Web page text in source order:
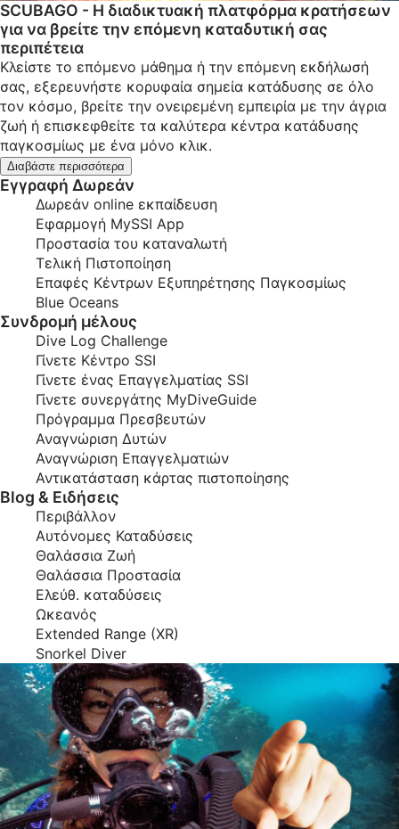
SCUBAGO - Η διαδικτυακή πλατφόρμα κρατήσεων
για να βρείτε την επόμενη καταδυτική σας
περιπέτεια
Κλείστε το επόμενο μάθημα ή την επόμενη εκδήλωσή
σας, εξερευνήστε κορυφαία σημεία κατάδυσης σε όλο
τον κόσμο, βρείτε την ονειρεμένη εμπειρία με την άγρια ​​
ζωή ή επισκεφθείτε τα καλύτερα κέντρα κατάδυσης
παγκοσμίως με ένα μόνο κλικ.
Διαβάστε περισσότερα
Εγγραφή Δωρεάν
Δωρεάν online εκπαίδευση
Εφαρμογή MySSI App
Προστασία του καταναλωτή
Τελική Πιστοποίηση
Επαφές Κέντρων Εξυπηρέτησης Παγκοσμίως
Blue Oceans
Συνδρομή μέλους
Dive Log Challenge
Γίνετε Κέντρο SSI
Γίνετε ένας Επαγγελματίας SSI
Γίνετε συνεργάτης MyDiveGuide
Πρόγραμμα Πρεσβευτών
Αναγνώριση Δυτών
Αναγνώριση Επαγγελματιών
Αντικατάσταση κάρτας πιστοποίησης
Blog & Ειδήσεις
Περιβάλλον
Αυτόνομες Καταδύσεις
Θαλάσσια Ζωή
Θαλάσσια Προστασία
Ελεύθ. καταδύσεις
Ωκεανός
Extended Range (XR)
Snorkel Diver